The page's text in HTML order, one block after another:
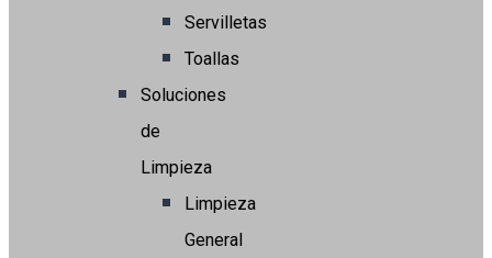
Servilletas
Toallas
Soluciones
de
Limpieza
Limpieza
General